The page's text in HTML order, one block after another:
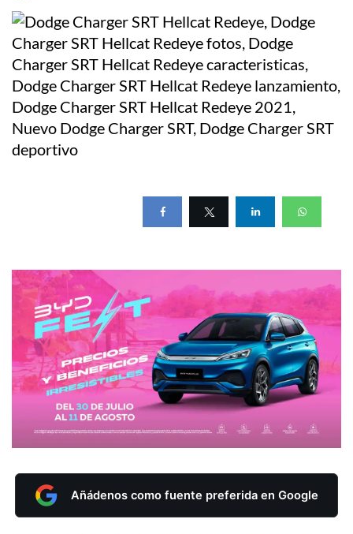
Añádenos como fuente preferida en Google